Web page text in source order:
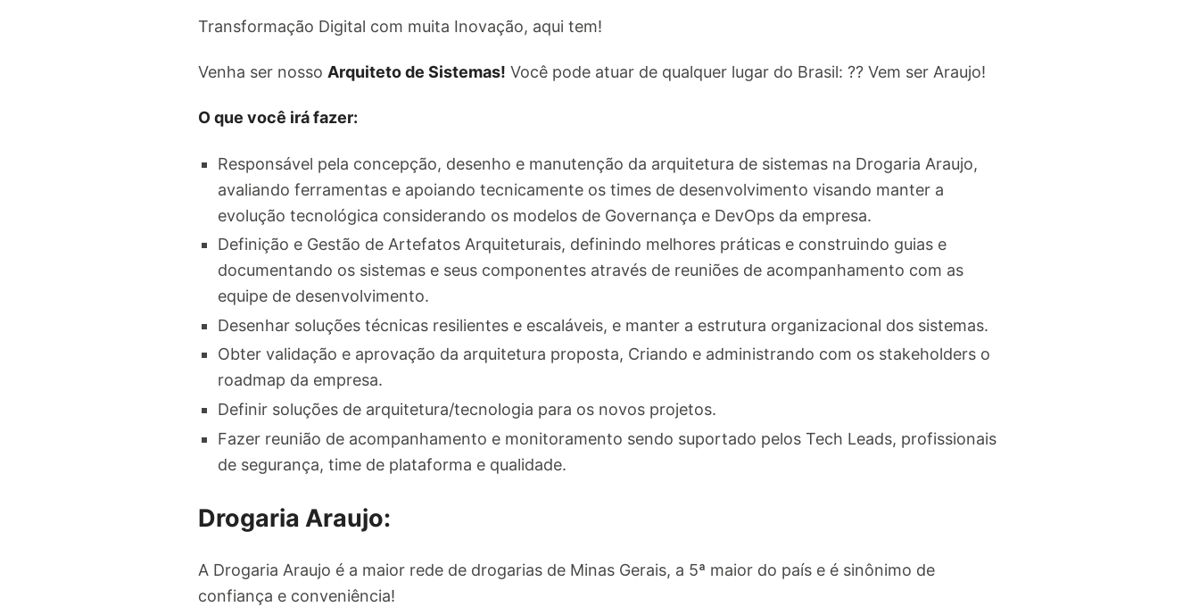
Transformação Digital com muita Inovação, aqui tem!
Venha ser nosso Arquiteto de Sistemas! Você pode atuar de qualquer lugar do Brasil: ?? Vem ser Araujo!
O que você irá fazer:
Responsável pela concepção, desenho e manutenção da arquitetura de sistemas na Drogaria Araujo,
avaliando ferramentas e apoiando tecnicamente os times de desenvolvimento visando manter a
evolução tecnológica considerando os modelos de Governança e DevOps da empresa.
Definição e Gestão de Artefatos Arquiteturais, definindo melhores práticas e construindo guias e
documentando os sistemas e seus componentes através de reuniões de acompanhamento com as
equipe de desenvolvimento.
Desenhar soluções técnicas resilientes e escaláveis, e manter a estrutura organizacional dos sistemas.
Obter validação e aprovação da arquitetura proposta, Criando e administrando com os stakeholders o
roadmap da empresa.
Definir soluções de arquitetura/tecnologia para os novos projetos.
Fazer reunião de acompanhamento e monitoramento sendo suportado pelos Tech Leads, profissionais
de segurança, time de plataforma e qualidade.
Drogaria Araujo:
A Drogaria Araujo é a maior rede de drogarias de Minas Gerais, a 5ª maior do país e é sinônimo de
confiança e conveniência!